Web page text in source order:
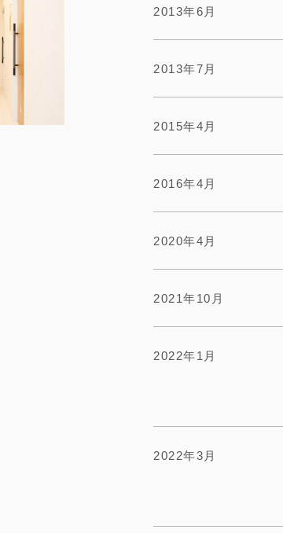
2013年6月
2013年7月
2015年4月
2016年4月
2020年4月
2021年10月
2022年1月
2022年3月